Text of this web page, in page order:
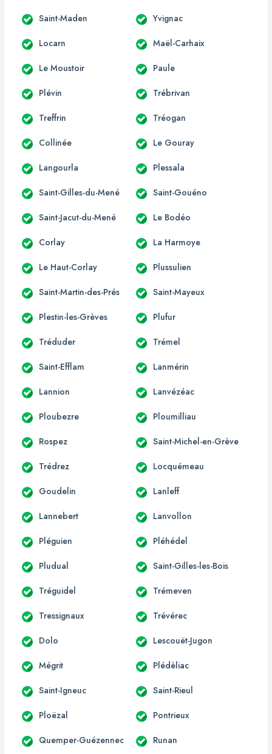
Saint-Maden Yvignac
Locarn Maël-Carhaix
Le Moustoir Paule
Plévin Trébrivan
Treffrin Tréogan
Collinée Le Gouray
Langourla Plessala
Saint-Gilles-du-Mené Saint-Gouéno
Saint-Jacut-du-Mené Le Bodéo
Corlay La Harmoye
Le Haut-Corlay Plussulien
Saint-Martin-des-Prés Saint-Mayeux
Plestin-les-Grèves Plufur
Tréduder Trémel
Saint-Efflam Lanmérin
Lannion Lanvézéac
Ploubezre Ploumilliau
Rospez Saint-Michel-en-Grève
Trédrez Locquémeau
Goudelin Lanleff
Lannebert Lanvollon
Pléguien Pléhédel
Pludual Saint-Gilles-les-Bois
Tréguidel Trémeven
Tressignaux Trévérec
Dolo Lescouët-Jugon
Mégrit Plédèliac
Saint-Igneuc Saint-Rieul
Ploëzal Pontrieux
Quemper-Guézennec Runan